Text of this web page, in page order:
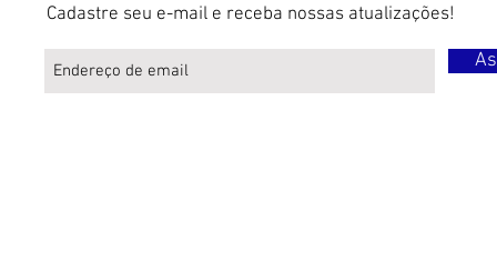
Cadastre seu e-mail e receba nossas atualizações!